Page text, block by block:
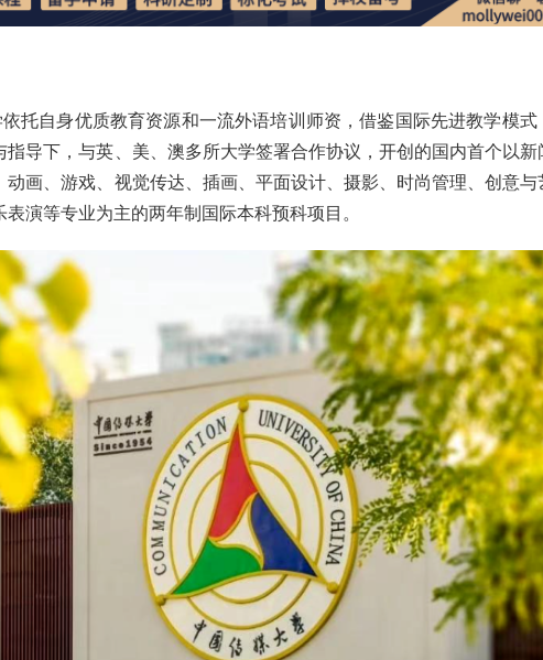
托自身优质教育资源和一流外语培训师资，借鉴国际先进教学模式
导下，与英、美、澳多所大学签署合作协议，开创的国内首个以新
画、游戏、视觉传达、插画、平面设计、摄影、时尚管理、创意与
演等专业为主的两年制国际本科预科项目。